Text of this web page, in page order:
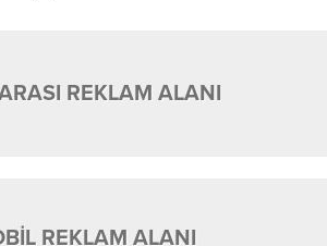
REKLAM ALANI
REKLAM ALANI